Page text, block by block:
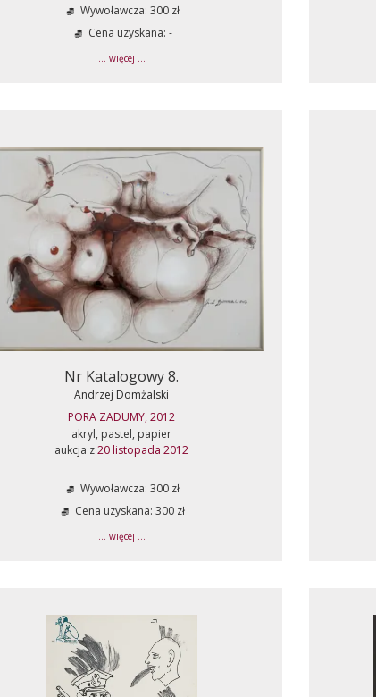
Wywoławcza: 300 zł
Cena uzyskana: -
... więcej ...
Nr Katalogowy 8.
Andrzej Domżalski
PORA ZADUMY, 2012
akryl, pastel, papier
aukcja z20 listopada 2012
Wywoławcza: 300 zł
Cena uzyskana: 300 zł
... więcej ...